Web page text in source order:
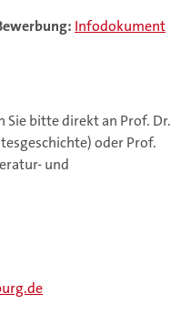
Infodokument
Sie bitte direkt an Prof. Dr.
oder Prof.
und